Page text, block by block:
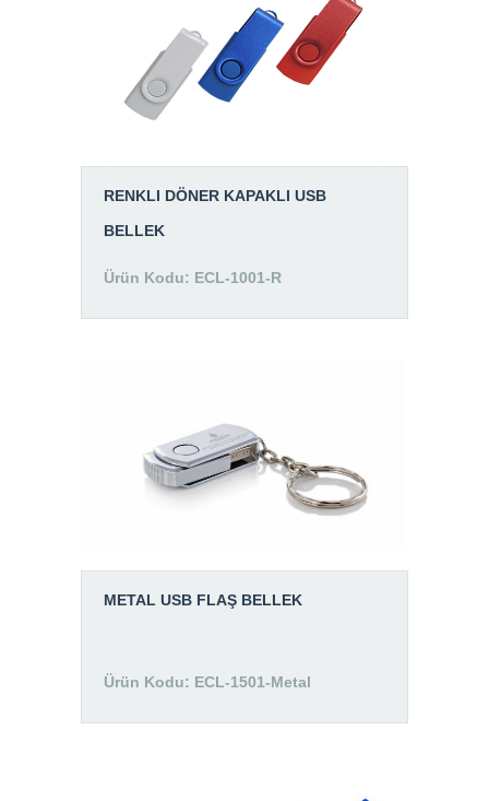
RENKLI DÖNER KAPAKLI USB
BELLEK
Ürün Kodu: ECL-1001-R
METAL USB FLAŞ BELLEK
Ürün Kodu: ECL-1501-Metal